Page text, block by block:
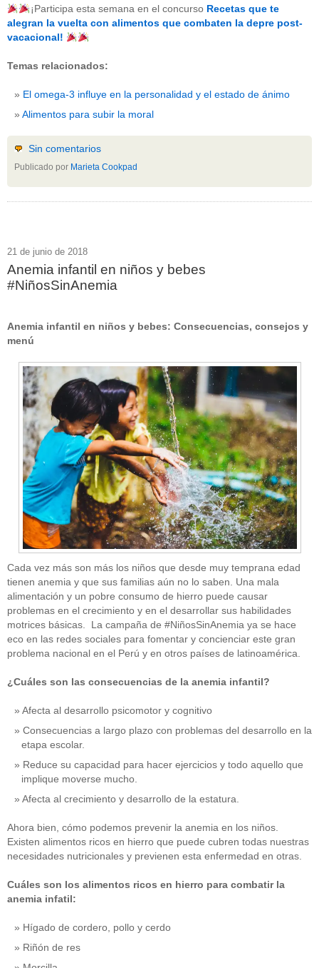
antioxidantes (6)
beneficios-salud(53)
calcio
corazon(1)
dietas(10)
embarazo
nutricion(3)
obesidad(12)
Sin categoría(438)
vitaminas(10)
RSS - Entradas
ADMINISTRAR
¡Participa esta semana en el concurso Recetas que te
alegran la vuelta con alimentos que combaten la depre post-
vacacional!
Temas relacionados:
El omega-3 influye en la personalidad y el estado de ánimo
Alimentos para subir la moral
Sin comentarios
Publicado por Marieta Cookpad
21 de junio de 2018
Anemia infantil en niños y bebes
#NiñosSinAnemia
Anemia infantil en niños y bebes: Consecuencias, consejos y
menú
Cada vez más son más los niños que desde muy temprana edad
tienen anemia y que sus familias aún no lo saben. Una mala
alimentación y un pobre consumo de hierro puede causar
problemas en el crecimiento y en el desarrollar sus habilidades
motrices básicas. La campaña de #NiñosSinAnemia ya se hace
eco en las redes sociales para fomentar y concienciar este gran
problema nacional en el Perú y en otros países de latinoamérica.
¿Cuáles son las consecuencias de la anemia infantil?
Afecta al desarrollo psicomotor y cognitivo
Consecuencias a largo plazo con problemas del desarrollo en la
etapa escolar.
Reduce su capacidad para hacer ejercicios y todo aquello que
implique moverse mucho.
Afecta al crecimiento y desarrollo de la estatura.
Ahora bien, cómo podemos prevenir la anemia en los niños.
Existen alimentos ricos en hierro que puede cubren todas nuestras
necesidades nutricionales y previenen esta enfermedad en otras.
Cuáles son los alimentos ricos en hierro para combatir la
anemia infatil:
Hígado de cordero, pollo y cerdo
Riñón de res